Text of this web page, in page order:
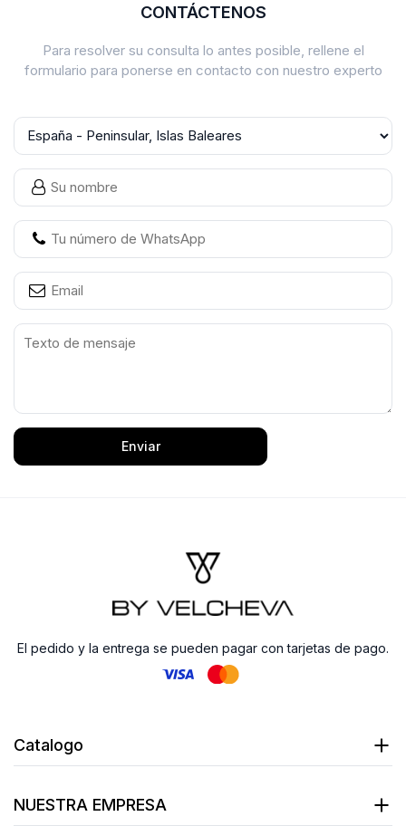
CONTÁCTENOS
Para resolver su consulta lo antes posible, rellene el
formulario para ponerse en contacto con nuestro experto
Enviar
El pedido y la entrega se pueden pagar con tarjetas de pago.
Catalogo
NUESTRA EMPRESA